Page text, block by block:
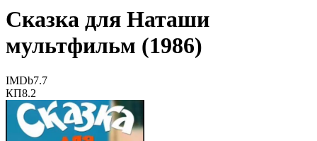
Сказка для Наташи
мультфильм (1986)
IMDb7.7
КП8.2